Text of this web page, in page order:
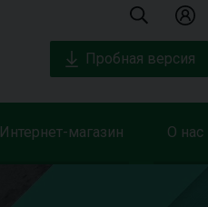
Интернет-магазин О нас
Пробная версия